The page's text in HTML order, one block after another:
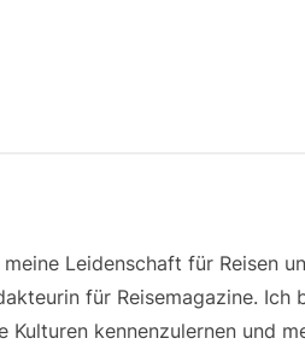
Leidenschaft für Reisen
für Reisemagazine. Ich
kennenzulernen und